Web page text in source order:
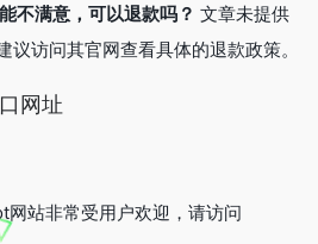
不满意，可以退款吗？ 文章未提供
访问其官网查看具体的退款政策。
网址
站非常受用户欢迎，请访问